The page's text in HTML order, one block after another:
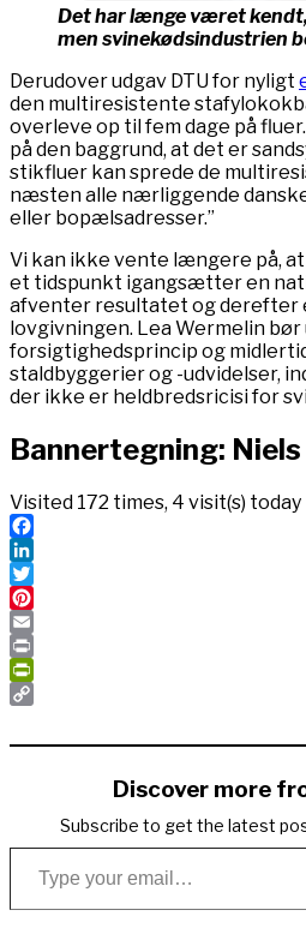
Det har længe været
men
Derudover udgav DTU for nyligt
den multiresistente
overleve op til fem dage på
på den baggrund, at det er
stikfluer kan sprede de
næsten alle nærliggende
eller bopælsadresser.”
Vi kan ikke vente længere på,
et tidspunkt igangsætter en
afventer resultatet og derefter
lovgivningen. Lea Wermelin bør
forsigtighedsprincip og
staldbyggerier og -udvidelser,
der ikke er heldbredsricisi for
Bannertegning:
Visited 172 times, 4 visit(s) today
Facebook
LinkedIn
Twitter
Pinterest
Email
Print
PrintFriendly
Link
Discover more
Subscribe to get the latest
Type your email…